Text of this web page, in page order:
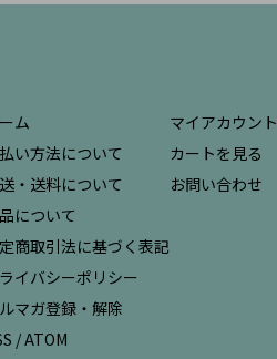
ム
い方法について
・送料について
について
商取引法に基づく表記
イバシーポリシー
マガ登録・解除
/ATOM
マイアカウント
カートを見る
お問い合わせ